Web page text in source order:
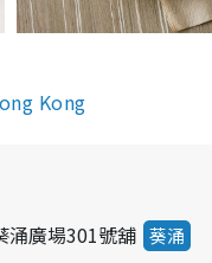
Kong
涌廣場301號舖 葵涌